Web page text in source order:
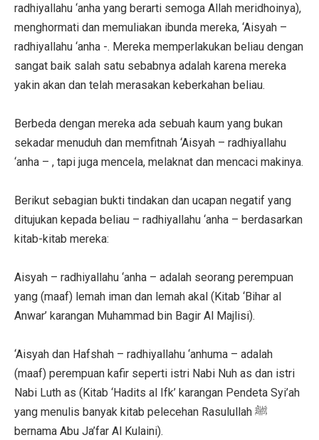
radhiyallahu ‘anha yang berarti semoga Allah meridhoinya),
menghormati dan memuliakan ibunda mereka, ‘Aisyah –
radhiyallahu ‘anha -. Mereka memperlakukan beliau dengan
sangat baik salah satu sebabnya adalah karena mereka
yakin akan dan telah merasakan keberkahan beliau.
Berbeda dengan mereka ada sebuah kaum yang bukan
sekadar menuduh dan memfitnah ‘Aisyah – radhiyallahu
‘anha – , tapi juga mencela, melaknat dan mencaci makinya.
Berikut sebagian bukti tindakan dan ucapan negatif yang
ditujukan kepada beliau – radhiyallahu ‘anha – berdasarkan
kitab-kitab mereka:
Aisyah – radhiyallahu ‘anha – adalah seorang perempuan
yang (maaf) lemah iman dan lemah akal (Kitab ‘Bihar al
Anwar’ karangan Muhammad bin Bagir Al Majlisi).
‘Aisyah dan Hafshah – radhiyallahu ‘anhuma – adalah
(maaf) perempuan kafir seperti istri Nabi Nuh as dan istri
Nabi Luth as (Kitab ‘Hadits al Ifk’ karangan Pendeta Syi’ah
yang menulis banyak kitab pelecehan Rasulullah ﷺ
bernama Abu Ja’far Al Kulaini).